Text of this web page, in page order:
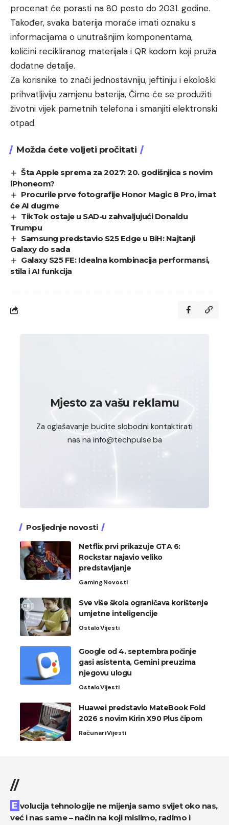
procenat će porasti na 80 posto do 2031. godine.
Također, svaka baterija moraće imati oznaku s
informacijama o unutrašnjim komponentama,
količini recikliranog materijala i QR kodom koji pruža
dodatne detalje.
Za korisnike to znači jednostavniju, jeftiniju i ekološki
prihvatljiviju zamjenu baterija, Čime će se produžiti
životni vijek pametnih telefona i smanjiti elektronski
otpad.
Možda ćete voljeti pročitati
Šta Apple sprema za 2027: 20. godišnjica s novim
iPhoneom?
Procurile prve fotografije Honor Magic 8 Pro, imat
će AI dugme
TikTok ostaje u SAD-u zahvaljujući Donaldu
Trumpu
Samsung predstavio S25 Edge u BiH: Najtanji
Galaxy do sada
Galaxy S25 FE: Idealna kombinacija performansi,
stila i AI funkcija
Mjesto za vašu reklamu
Za oglašavanje budite slobodni kontaktirati
nas na info@techpulse.ba
Posljednje novosti
Netflix prvi prikazuje GTA 6:
Rockstar najavio veliko
predstavljanje
GamingNovosti
Sve više škola ograničava korištenje
umjetne inteligencije
OstaloVijesti
Google od 4. septembra počinje
gasi asistenta, Gemini preuzima
njegovu ulogu
OstaloVijesti
Huawei predstavio MateBook Fold
2026 s novim Kirin X90 Plus čipom
RačunariVijesti
//
Evolucija tehnologije ne mijenja samo svijet oko nas,
već i nas same – način na koji mislimo, radimo i